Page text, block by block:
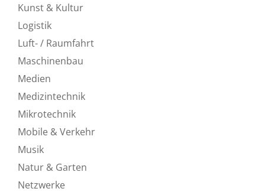
Kunst & Kultur
Logistik
Luft- / Raumfahrt
Maschinenbau
Medien
Medizintechnik
Mikrotechnik
Mobile & Verkehr
Musik
Natur & Garten
Netzwerke